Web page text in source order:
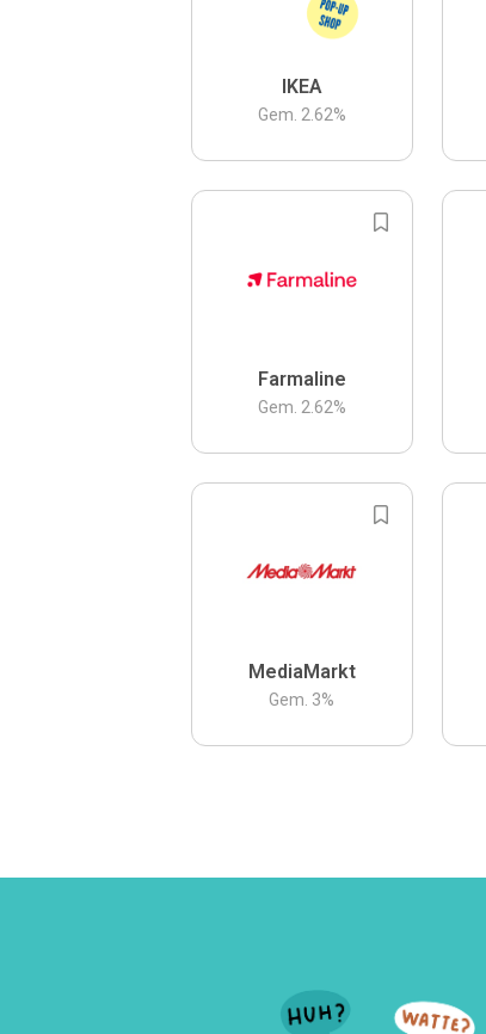
IKEA
Gem. 2.62%
Farmaline
Gem. 2.62%
MediaMarkt
Gem. 3%